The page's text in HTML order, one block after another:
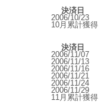
決済日
2006/10/23
10月累計獲得
決済日
2006/11/
2006/11/
2006/11/
2006/11/
2006/11/
2006/11/
11月累計獲得